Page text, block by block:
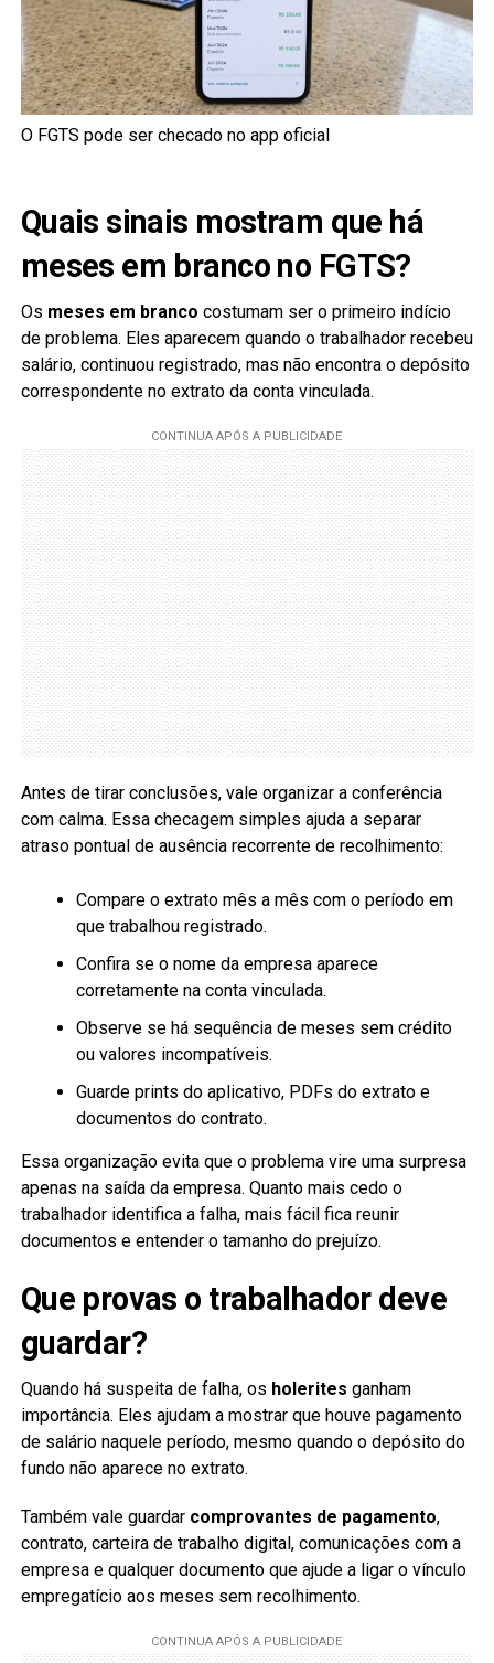
O FGTS pode ser checado no app oficial
Quais sinais mostram que há
meses em branco no FGTS?
Os meses em branco costumam ser o primeiro indício
de problema. Eles aparecem quando o trabalhador recebeu
salário, continuou registrado, mas não encontra o depósito
correspondente no extrato da conta vinculada.
Antes de tirar conclusões, vale organizar a conferência
com calma. Essa checagem simples ajuda a separar
atraso pontual de ausência recorrente de recolhimento:
Compare o extrato mês a mês com o período em
que trabalhou registrado.
Confira se o nome da empresa aparece
corretamente na conta vinculada.
Observe se há sequência de meses sem crédito
ou valores incompatíveis.
Guarde prints do aplicativo, PDFs do extrato e
documentos do contrato.
Essa organização evita que o problema vire uma surpresa
apenas na saída da empresa. Quanto mais cedo o
trabalhador identifica a falha, mais fácil fica reunir
documentos e entender o tamanho do prejuízo.
Que provas o trabalhador deve
guardar?
Quando há suspeita de falha, os holerites ganham
importância. Eles ajudam a mostrar que houve pagamento
de salário naquele período, mesmo quando o depósito do
fundo não aparece no extrato.
Também vale guardar comprovantes de pagamento,
contrato, carteira de trabalho digital, comunicações com a
empresa e qualquer documento que ajude a ligar o vínculo
empregatício aos meses sem recolhimento.